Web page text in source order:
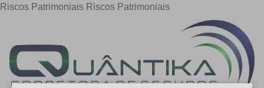
Riscos Patrimoniais Riscos Patrimoniais